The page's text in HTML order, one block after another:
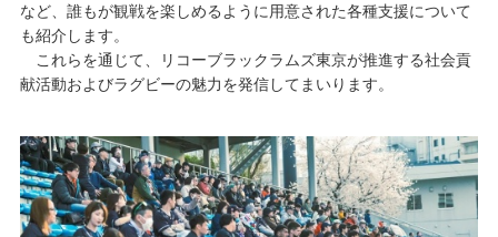
など、誰もが観戦を楽しめるように用意された各種支援について
も紹介します。
これらを通じて、リコーブラックラムズ東京が推進する社会貢
献活動およびラグビーの魅力を発信してまいります。